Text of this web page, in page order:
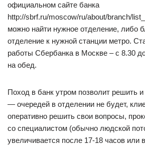
официальном сайте банка
http://sbrf.ru/moscow/ru/about/branch/
можно найти нужное отделение, либо
отделение к нужной станции метро.
работы Сбербанка в Москве – с 8.30
на обед.
Поход в банк утром позволит решить
— очередей в отделении не будет,
оперативно решить свои вопросы,
со специалистом (обычно людской
увеличивается после 17-18 часов или